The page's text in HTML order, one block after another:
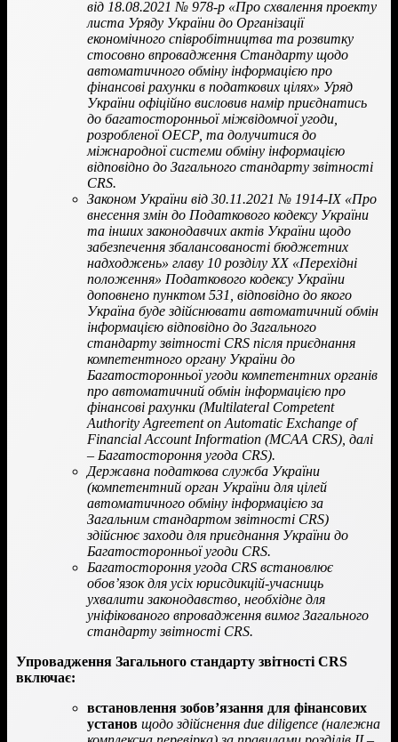
від 18.08.2021 № 978-р «Про схвалення проекту
листа Уряду України до Організації
економічного співробітництва та розвитку
стосовно впровадження Стандарту щодо
автоматичного обміну інформацією про
фінансові рахунки в податкових цілях» Уряд
України офіційно висловив намір приєднатись
до багатосторонньої міжвідомчої угоди,
розробленої ОЕСР, та долучитися до
міжнародної системи обміну інформацією
відповідно до Загального стандарту звітності
CRS.
Законом України від 30.11.2021 № 1914-IX «Про
внесення змін до Податкового кодексу України
та інших законодавчих актів України щодо
забезпечення збалансованості бюджетних
надходжень» главу 10 розділу ХХ «Перехідні
положення» Податкового кодексу України
доповнено пунктом 531, відповідно до якого
Україна буде здійснювати автоматичний обмін
інформацією відповідно до Загального
стандарту звітності CRS після приєднання
компетентного органу України до
Багатосторонньої угоди компетентних органів
про автоматичний обмін інформацією про
фінансові рахунки (Multilateral Competent
Authority Agreement on Automatic Exchange of
Financial Account Information (MCAA CRS), далі
– Багатостороння угода CRS).
Державна податкова служба України
(компетентний орган України для цілей
автоматичного обміну інформацією за
Загальним стандартом звітності CRS)
здійснює заходи для приєднання України до
Багатосторонньої угоди CRS.
Багатостороння угода CRS встановлює
обов’язок для усіх юрисдикцій-учасниць
ухвалити законодавство, необхідне для
уніфікованого впровадження вимог Загального
стандарту звітності CRS.
Упровадження Загального стандарту звітності CRS
включає:
встановлення зобов’язання для фінансових
установ щодо здійснення due diligence (належна